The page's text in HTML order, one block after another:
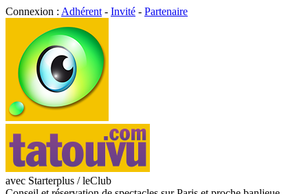
Connexion : Adhérent - Invité - Partenaire
avec Starterplus / leClub